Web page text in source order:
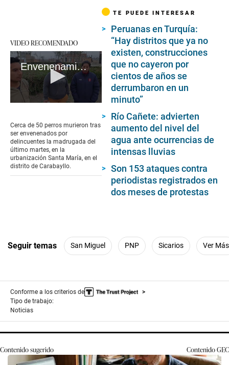
VIDEO RECOMENDADO
Envenenamiento masivo de perros
of
2
minutes,
50
seconds
Cerca de 50 perros murieron tras
ser envenenados por
delincuentes la madrugada del
último martes, en la
urbanización Santa María, en el
distrito de Carabayllo.
TE PUEDE INTERESAR
Peruanas en Turquía:
“Hay distritos que ya no
existen, construcciones
que no cayeron por
cientos de años se
derrumbaron en un
minuto”
Río Cañete: advierten
aumento del nivel del
agua ante ocurrencias de
intensas lluvias
Son 153 ataques contra
periodistas registrados en
dos meses de protestas
Seguir temas San Miguel PNP Sicarios Ver Más
Conforme a los criterios de
Tipo de trabajo:
Noticias
Contenido sugerido ContenidoGEC